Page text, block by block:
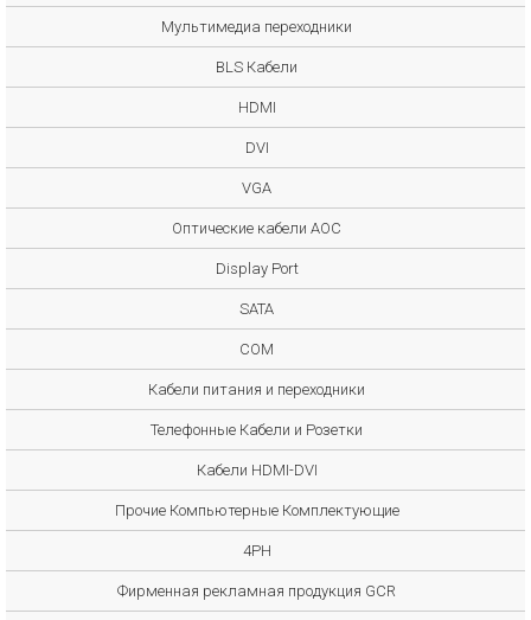
Мультимедиа переходники
BLS Кабели
HDMI
DVI
VGA
Оптические кабели AOC
Display Port
SATA
COM
Кабели питания и переходники
Телефонные Кабели и Розетки
Кабели HDMI-DVI
Прочие Компьютерные Комплектующие
4PH
Фирменная рекламная продукция GCR